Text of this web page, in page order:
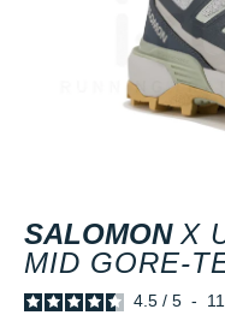
SALOMON X
MID GORE-
4.5 / 5 - 11